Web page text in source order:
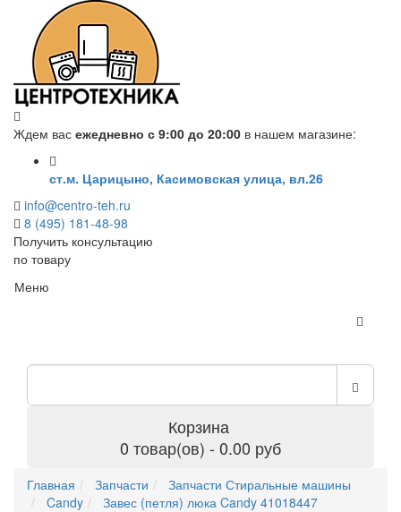
Ждем вас ежедневно с 9:00 до 20:00 в нашем магазине:
ст.м. Царицыно, Касимовская улица, вл.26
info@centro-teh.ru
8 (495) 181-48-98
Получить консультацию
по товару
Меню
Корзина
0 товар(ов) - 0.00 руб
Главная Запчасти
Запчасти Стиральные машины
Candy
Завес (петля) люка Candy 41018447